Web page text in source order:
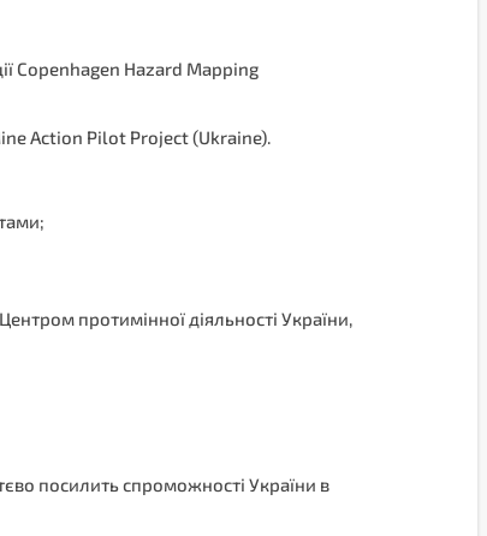
Copenhagen Hazard Mapping
Action Pilot Project (Ukraine).
протимінної діяльності України,
посилить спроможності України в